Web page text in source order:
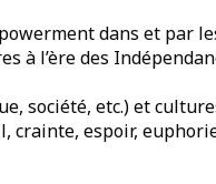
dans et par
l’ère des
etc.) et
espoir,